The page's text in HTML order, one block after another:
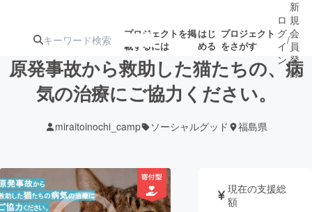
プロジェクトを掲
載するには
はじ
める
プロジェクト
をさがす
ターン
ジェクト
募集終了が近いプ
ロジェクト
もうすぐ公開
されます
アート・写真 音楽
ロ
グ
イ
ン
/
新
規
会
員
登
録
原発事故から救助した猫たちの、病
気の治療にご協力ください。
miraitoinochi_camp ソーシャルグッド 福島県
現在の支援総
額